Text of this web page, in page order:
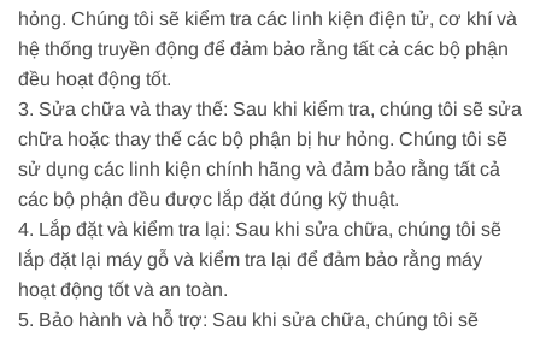
hỏng. Chúng tôi sẽ kiểm tra các linh kiện điện tử, cơ khí và
hệ thống truyền động để đảm bảo rằng tất cả các bộ phận
đều hoạt động tốt.
3. Sửa chữa và thay thế: Sau khi kiểm tra, chúng tôi sẽ sửa
chữa hoặc thay thế các bộ phận bị hư hỏng. Chúng tôi sẽ
sử dụng các linh kiện chính hãng và đảm bảo rằng tất cả
các bộ phận đều được lắp đặt đúng kỹ thuật.
4. Lắp đặt và kiểm tra lại: Sau khi sửa chữa, chúng tôi sẽ
lắp đặt lại máy gỗ và kiểm tra lại để đảm bảo rằng máy
hoạt động tốt và an toàn.
5. Bảo hành và hỗ trợ: Sau khi sửa chữa, chúng tôi sẽ